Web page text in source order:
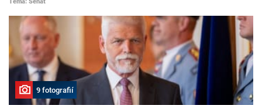
Téma: Senát
9 fotografií